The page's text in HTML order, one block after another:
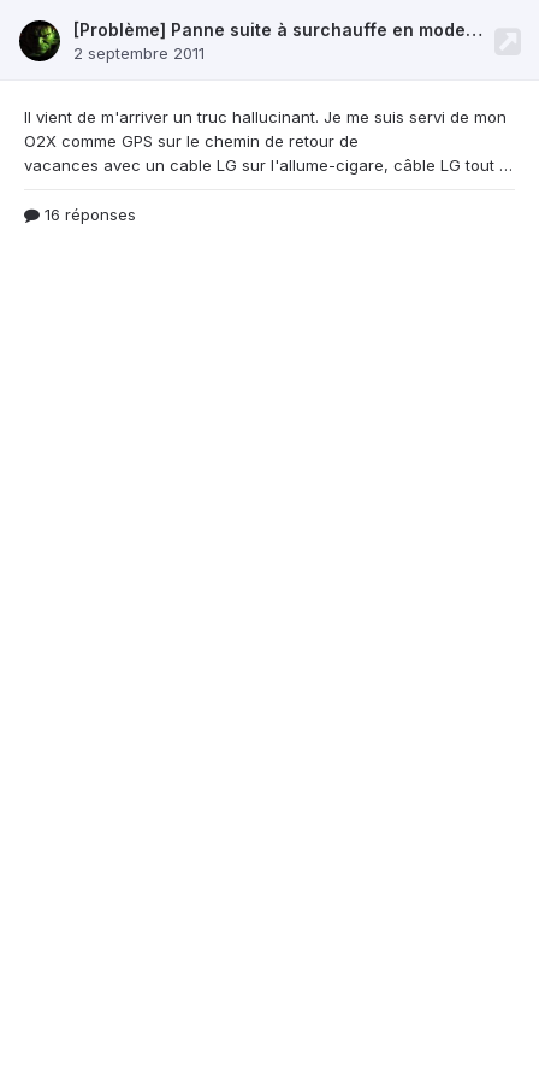
[Problème] Panne suite à surchauffe en mode GPS
2 septembre 2011
Il vient de m'arriver un truc hallucinant. Je me suis servi de mon
O2X comme GPS sur le chemin de retour de
vacances avec un cable LG sur l'allume-cigare, câble LG tout ce qu'il y a de plus officiel. Au 3/4 du chemin, j'ai eu un message d'alerte "Attention surchauffe du système (ou du processeur je sais plus" et mon tel s'est éteint tout seul. Il était carrément brulant !!! Et depuis, la dalle tactile ne répond plus et j'ai des jolis points colorés partout partout sur l'écran. Donc direction S
16 réponses